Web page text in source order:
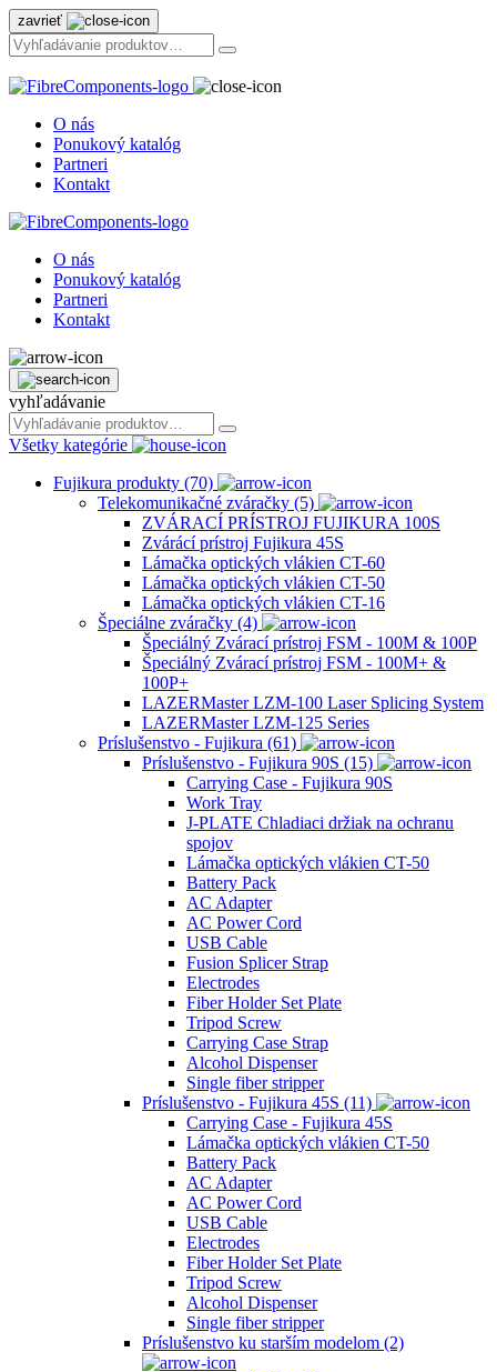
zavrieť
O nás
Ponukový katalóg
Partneri
Kontakt
O nás
Ponukový katalóg
Partneri
Kontakt
vyhľadávanie
Všetky kategórie
Fujikura produkty (70)
Telekomunikačné zváračky (5)
ZVÁRACÍ PRÍSTROJ FUJIKURA 100S
Zvárácí prístroj Fujikura 45S
Lámačka optických vlákien CT-60
Lámačka optických vlákien CT-50
Lámačka optických vlákien CT-16
Špeciálne zváračky (4)
Špeciálný Zvárací prístroj FSM - 100M & 100P
Špeciálný Zvárací prístroj FSM - 100M+ &
100P+
LAZERMaster LZM-100 Laser Splicing System
LAZERMaster LZM-125 Series
Príslušenstvo - Fujikura (61)
Príslušenstvo - Fujikura 90S (15)
Carrying Case - Fujikura 90S
Work Tray
J-PLATE Chladiaci držiak na ochranu
spojov
Lámačka optických vlákien CT-50
Battery Pack
AC Adapter
AC Power Cord
USB Cable
Fusion Splicer Strap
Electrodes
Fiber Holder Set Plate
Tripod Screw
Carrying Case Strap
Alcohol Dispenser
Single fiber stripper
Príslušenstvo - Fujikura 45S (11)
Carrying Case - Fujikura 45S
Lámačka optických vlákien CT-50
Battery Pack
AC Adapter
AC Power Cord
USB Cable
Electrodes
Fiber Holder Set Plate
Tripod Screw
Alcohol Dispenser
Single fiber stripper
Príslušenstvo ku starším modelom (2)